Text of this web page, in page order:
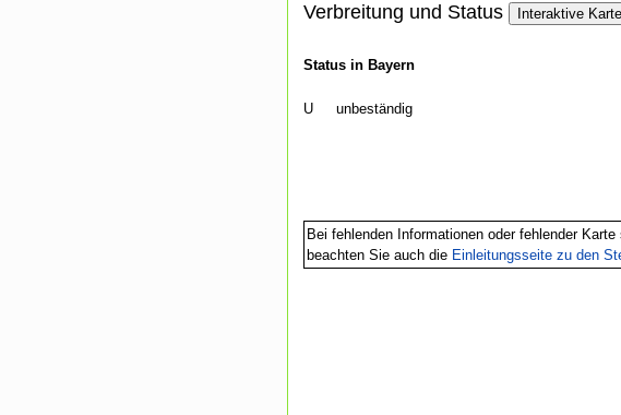
Verbreitung und Status Interaktive Karte
Status in Bayern
U unbeständig
Bei fehlenden Informationen oder fehlender
beachten Sie auch die Einleitungsseite zu den